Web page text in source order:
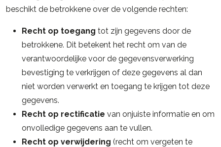
beschikt de betrokkene over de volgende rechten:
Recht op toegang tot zijn gegevens door de
betrokkene. Dit betekent het recht om van de
verantwoordelijke voor de gegevensverwerking
bevestiging te verkrijgen of deze gegevens al dan
niet worden verwerkt en toegang te krijgen tot deze
gegevens.
Recht op rectificatie van onjuiste informatie en om
onvolledige gegevens aan te vullen.
Recht op verwijdering (recht om vergeten te